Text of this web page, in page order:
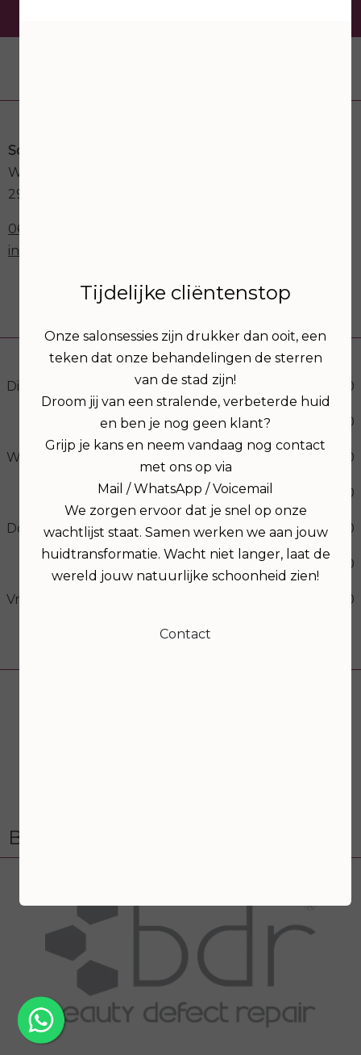
Schoonheidssalon Astria
Weegbree 73a
2923GK Krimpen aan den IJssel
06-30273012
info@schoonheidssalonastria.nl
Dinsdag 09:00 17:00
19:00 21:00
Woensdag 09:00 17:00
19:00 21:00
Donderdag 09:00 17:00
19:00 21:00
Vrijdag 17:00
Bezoek onze webshop
Tijdelijke cliëntenstop
Onze salonsessies zijn drukker dan ooit, een
teken dat onze behandelingen de sterren
van de stad zijn!
Droom jij van een stralende, verbeterde huid
en ben je nog geen klant?
Grijp je kans en neem vandaag nog contact
met ons op via
Mail / WhatsApp / Voicemail
We zorgen ervoor dat je snel op onze
wachtlijst staat. Samen werken we aan jouw
huidtransformatie. Wacht niet langer, laat de
wereld jouw natuurlijke schoonheid zien!
Contact